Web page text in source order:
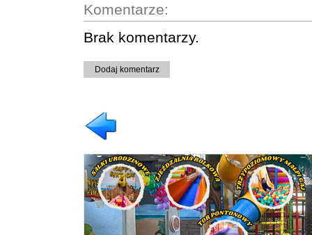
Komentarze:
Brak komentarzy.
Dodaj komentarz